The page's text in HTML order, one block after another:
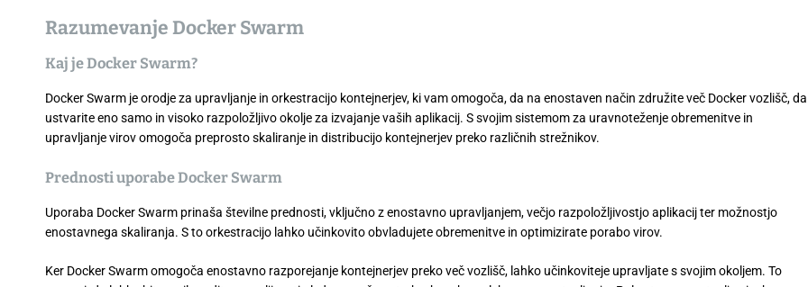
Razumevanje Docker Swarm
Kaj je Docker Swarm?
Docker Swarm je orodje za upravljanje in orkestracijo kontejnerjev, ki vam omogoča, da na enostaven način združite več Docker vozlišč, da
ustvarite eno samo in visoko razpoložljivo okolje za izvajanje vaših aplikacij. S svojim sistemom za uravnoteženje obremenitve in
upravljanje virov omogoča preprosto skaliranje in distribucijo kontejnerjev preko različnih strežnikov.
Prednosti uporabe Docker Swarm
Uporaba Docker Swarm prinaša številne prednosti, vključno z enostavno upravljanjem, večjo razpoložljivostjo aplikacij ter možnostjo
enostavnega skaliranja. S to orkestracijo lahko učinkovito obvladujete obremenitve in optimizirate porabo virov.
Ker Docker Swarm omogoča enostavno razporejanje kontejnerjev preko več vozlišč, lahko učinkoviteje upravljate s svojim okoljem. To